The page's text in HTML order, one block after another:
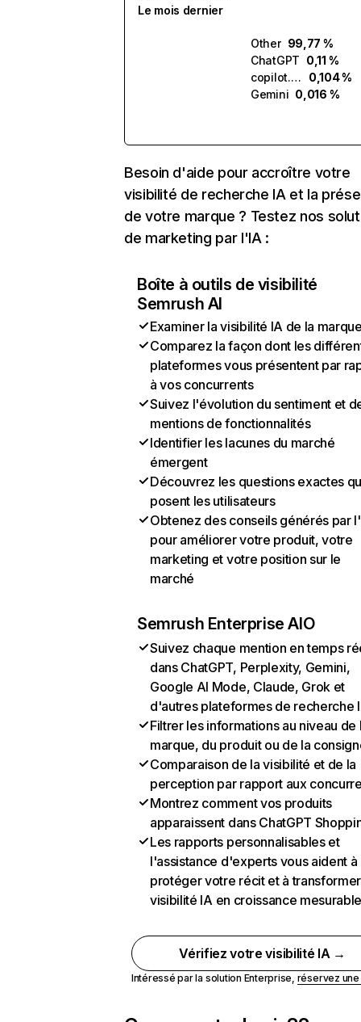
Le mois dernier
Other 99,77 %
ChatGPT 0,11 %
copilot.microsoft.com
0,104 %
Gemini 0,016 %
Besoin d'aide pour accroître votre
visibilité de recherche IA et la
de votre marque ? Testez nos
de marketing par l'IA :
Boîte à outils de visibilité
Semrush AI
Examiner la visibilité IA de la
Comparez la façon dont les
plateformes vous présentent par
à vos concurrents
Suivez l'évolution du sentiment et
mentions de fonctionnalités
Identifier les lacunes du marché
émergent
Découvrez les questions exactes
posent les utilisateurs
Obtenez des conseils générés par
pour améliorer votre produit, votre
marketing et votre position sur le
marché
Semrush Enterprise AIO
Suivez chaque mention en temps
dans ChatGPT, Perplexity, Gemini,
Google AI Mode, Claude, Grok et
d'autres plateformes de recherche
Filtrer les informations au niveau de
marque, du produit ou de la
Comparaison de la visibilité et de la
perception par rapport aux
Montrez comment vos produits
apparaissent dans ChatGPT
Les rapports personnalisables et
l'assistance d'experts vous aident à
protéger votre récit et à
visibilité IA en croissance
Vérifiez votre visibilité IA →
Intéressé par la solution Enterprise, réservez